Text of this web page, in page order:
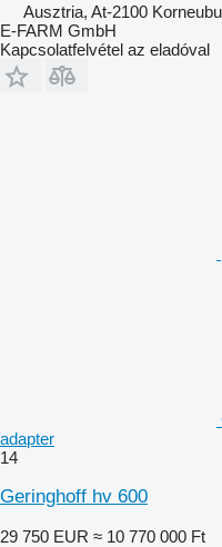
Ausztria, At-2100
E-FARM GmbH
Kapcsolatfelvétel az eladóval
adapter
14
Geringhoff hv 600
29 750 EUR ≈ 10 770 000 Ft